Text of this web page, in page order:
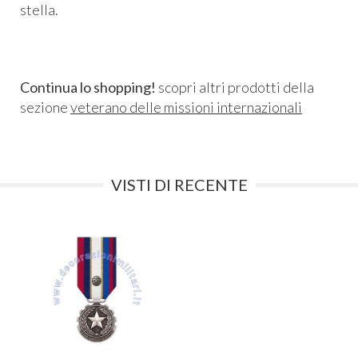
stella.
Continua lo shopping! scopri altri prodotti della
sezioneveterano delle missioni internazionali
VISTI DI RECENTE